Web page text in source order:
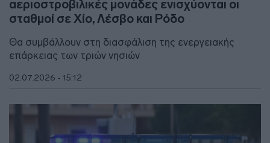
αεριοστροβιλικές μονάδες ενισχύονται οι
σταθμοί σε Χίο, Λέσβο και Ρόδο
Θα συμβάλλουν στη διασφάλιση της ενεργειακής
επάρκειας των τριών νησιών
02.07.2026 - 15:12